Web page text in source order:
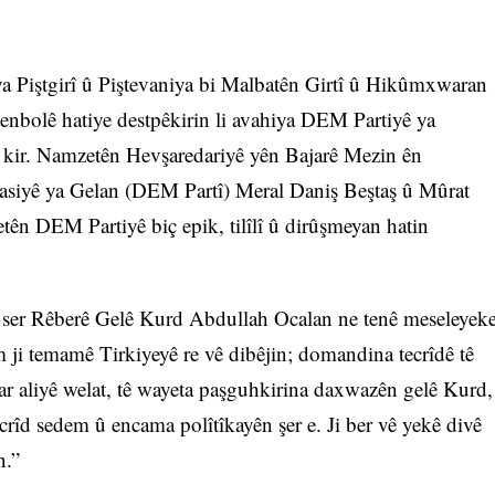
Piştgirî û Piştevaniya bi Malbatên Girtî û Hikûmxwaran
hatiye destpêkirin li avahiya DEM Partiyê ya
Namzetên Hevşaredariyê yên Bajarê Mezin ên
ya Gelan (DEM Partî) Meral Daniş Beştaş û Mûrat
DEM Partiyê biç epik, tilîlî û dirûşmeyan hatin
Rêberê Gelê Kurd Abdullah Ocalan ne tenê
temamê Tirkiyeyê re vê dibêjin; domandina tecrîdê tê
aliyê welat, tê wayeta paşguhkirina daxwazên gelê Kurd,
sedem û encama polîtîkayên şer e. Ji ber vê yekê divê